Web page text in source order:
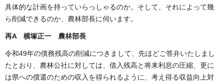
具体的な計画を持っていらっしゃるのか。そして、それによって幾
ら削減できるのか、農林部長に伺います。
再A 横塚正一 農林部長
令和49年の債務残高の削減につきまして、先ほどご答弁いたしまし
たとおり、農林公社に対しては、借入残高と将来利息の圧縮、更に
は県への償還のための収入を得られるように、考え得る収益向上対